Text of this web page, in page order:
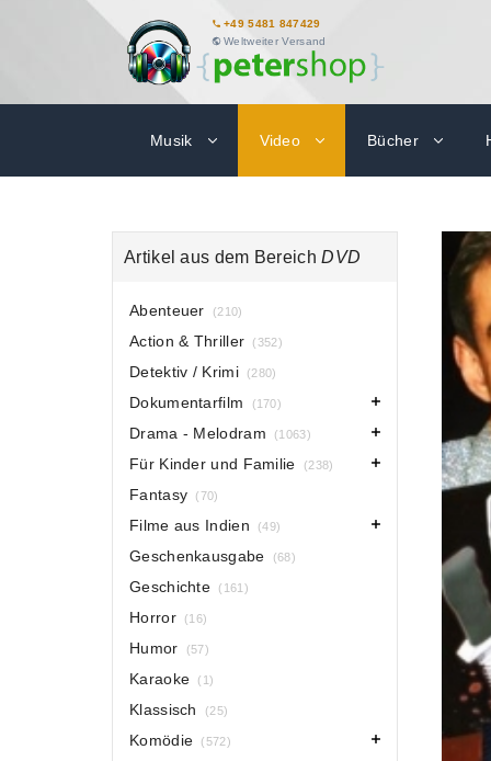
+49 5481 847429
Weltweiter Versand
Musik Video Bücher
Artikel aus dem BereichDVD
Abenteuer (210)
Action & Thriller (352)
Detektiv / Krimi (280)
Dokumentarfilm (170)
Drama - Melodram (1063)
Für Kinder und Familie (238)
Fantasy (70)
Filme aus Indien (49)
Geschenkausgabe (68)
Geschichte (161)
Horror (16)
Humor (57)
Karaoke (1)
Klassisch (25)
Komödie (572)